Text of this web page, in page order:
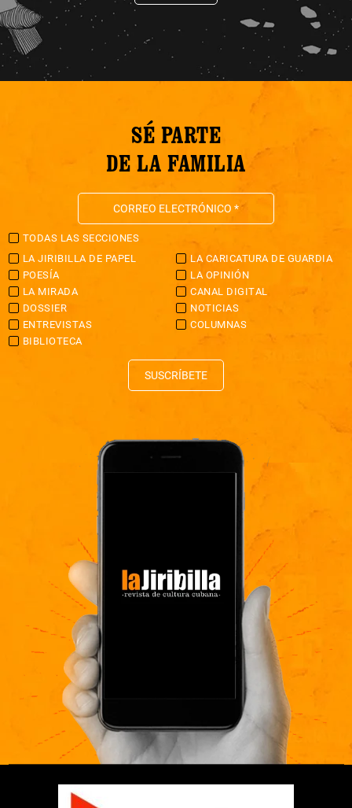
SÉ PARTE
DE LA FAMILIA
TODAS LAS SECCIONES
LA JIRIBILLA DE PAPEL
LA CARICATURA DE GUARDIA
POESÍA
LA OPINIÓN
LA MIRADA
CANAL DIGITAL
DOSSIER
NOTICIAS
ENTREVISTAS
COLUMNAS
BIBLIOTECA
SUSCRÍBETE